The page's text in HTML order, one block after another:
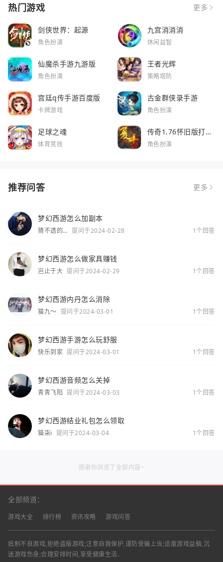
热门游戏 更多
剑侠世界：起源
角色扮演
九宫消消消
休闲益智
仙魔杀手游九游版
角色扮演
王者光辉
策略塔防
宫廷q传手游百度版
卡牌游戏
古金群侠录手游
角色扮演
足球之魂
体育竞技
传奇1.76怀旧版打金
服
角色扮演
推荐问答 更多
梦幻西游怎么加副本
猜不透的
提问于2024-02-28 1个回答
梦幻西游怎么做家具赚钱
岂止于大 提问于2024-02-29 1个回答
梦幻西游内丹怎么消除
猫九～ 提问于2024-03-01 1个回答
梦幻西游手游怎么玩舒服
快乐到家 提问于2024-03-01 1个回答
梦幻西游音频怎么关掉
青青飞阳 提问于2024-03-03 1个回答
梦幻西游结业礼包怎么领取
猫柒i 提问于2024-03-04 1个回答
感谢你浏览了全部内容~
全部频道：
游戏大全 排行榜 资讯攻略 游戏问答
抵制不良游戏,拒绝盗版游戏;注意自我保护,谨防受骗上当;适度游戏益脑,沉
迷游戏伤身;合理安排时间,享受健康生活.